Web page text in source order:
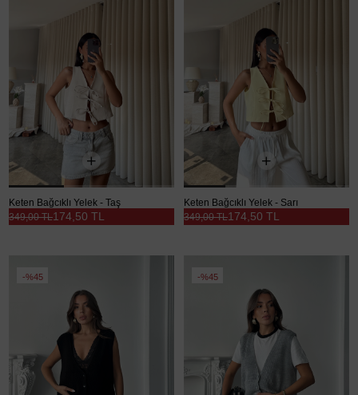
Keten Bağcıklı Yelek - Taş
174,50 TL
349,00 TL
Keten Bağcıklı Yelek - Sarı
174,50 TL
349,00 TL
%45 %45